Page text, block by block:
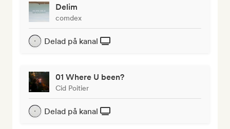
Delim
comdex
Delad på kanal
01 Where U been?
Cid Poitier
Delad på kanal